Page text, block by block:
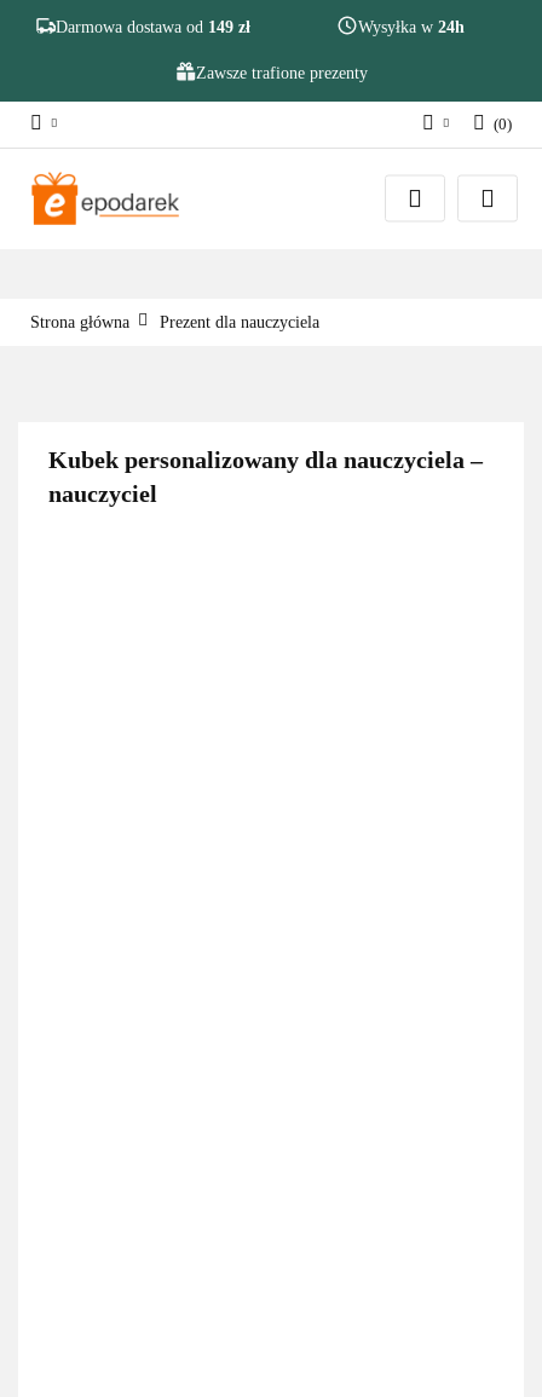
Darmowa dostawa od 149 zł Wysyłka w 24h
Zawsze trafione prezenty
Szukaj
Zaloguj się
Zarejestruj się
(0)
Strona główna Prezent dla nauczyciela
Kubek personalizowany dla nauczyciela –
nauczyciel